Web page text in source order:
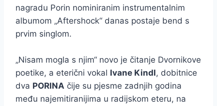
nagradu Porin nominiranim instrumentalnim
albumom „Aftershock“ danas postaje bend s
prvim singlom.
„Nisam mogla s njim“ novo je čitanje Dvornikove
poetike, a eterični vokal Ivane Kindl, dobitnice
dva PORINA čije su pjesme zadnjih godina
među najemitiranijima u radijskom eteru, na